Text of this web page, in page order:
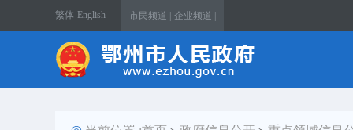
繁体 English 市民频道 | 企业频道 |